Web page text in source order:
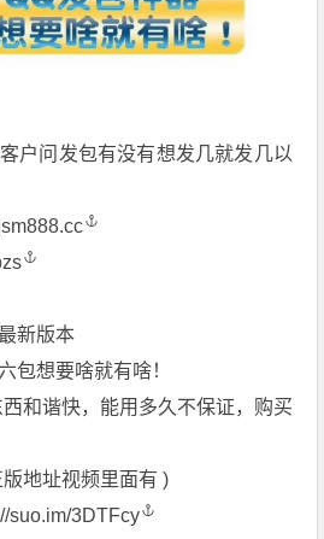
户问发包有没有想发几就发几以
新版本
包想要啥就有啥！
和谐快，能用多久不保证，购买
地址视频里面有 )
suo.im/3DTFcy